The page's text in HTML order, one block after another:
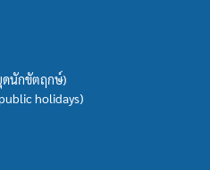
ดนักขัตฤกษ์)
holidays)